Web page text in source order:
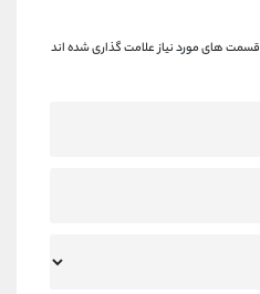
قسمت های مورد نیاز علامت گذاری شده اند